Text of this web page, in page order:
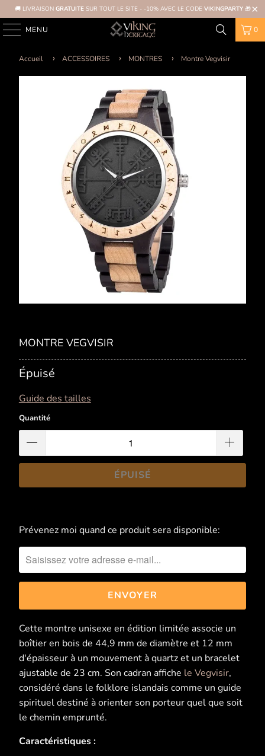
🚚 LIVRAISON GRATUITE SUR TOUT LE SITE - -10% AVEC LE CODE VIKINGPARTY 🎁
MENU 0
Accueil ACCESSOIRES MONTRES Montre Vegvisir
MONTRE VEGVISIR
Épuisé
Guide des tailles
Quantité
ÉPUISÉ
Merci
de
me
contacter
}}
est
disponible
à
nouveau
-
{{
url
Prévenez moi quand ce produit sera disponible:
Cette montre unisexe en édition limitée associe un
boîtier en bois de 44,9 mm de diamètre et 12 mm
d'épaisseur à un mouvement à quartz et un bracelet
ajustable de 23 cm. Son cadran affiche le Vegvisir,
considéré dans le folklore islandais comme un guide
spirituel destiné à orienter son porteur quel que soit
le chemin emprunté.
Caractéristiques :